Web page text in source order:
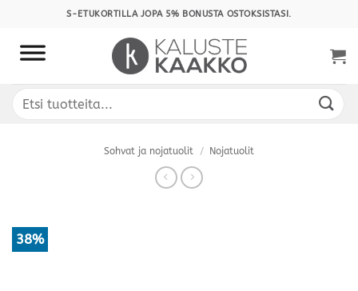
content
S-ETUKORTILLA JOPA 5% BONUSTA OSTOKSISTASI.
Etsi:
Sohvat ja nojatuolit / Nojatuolit
38%